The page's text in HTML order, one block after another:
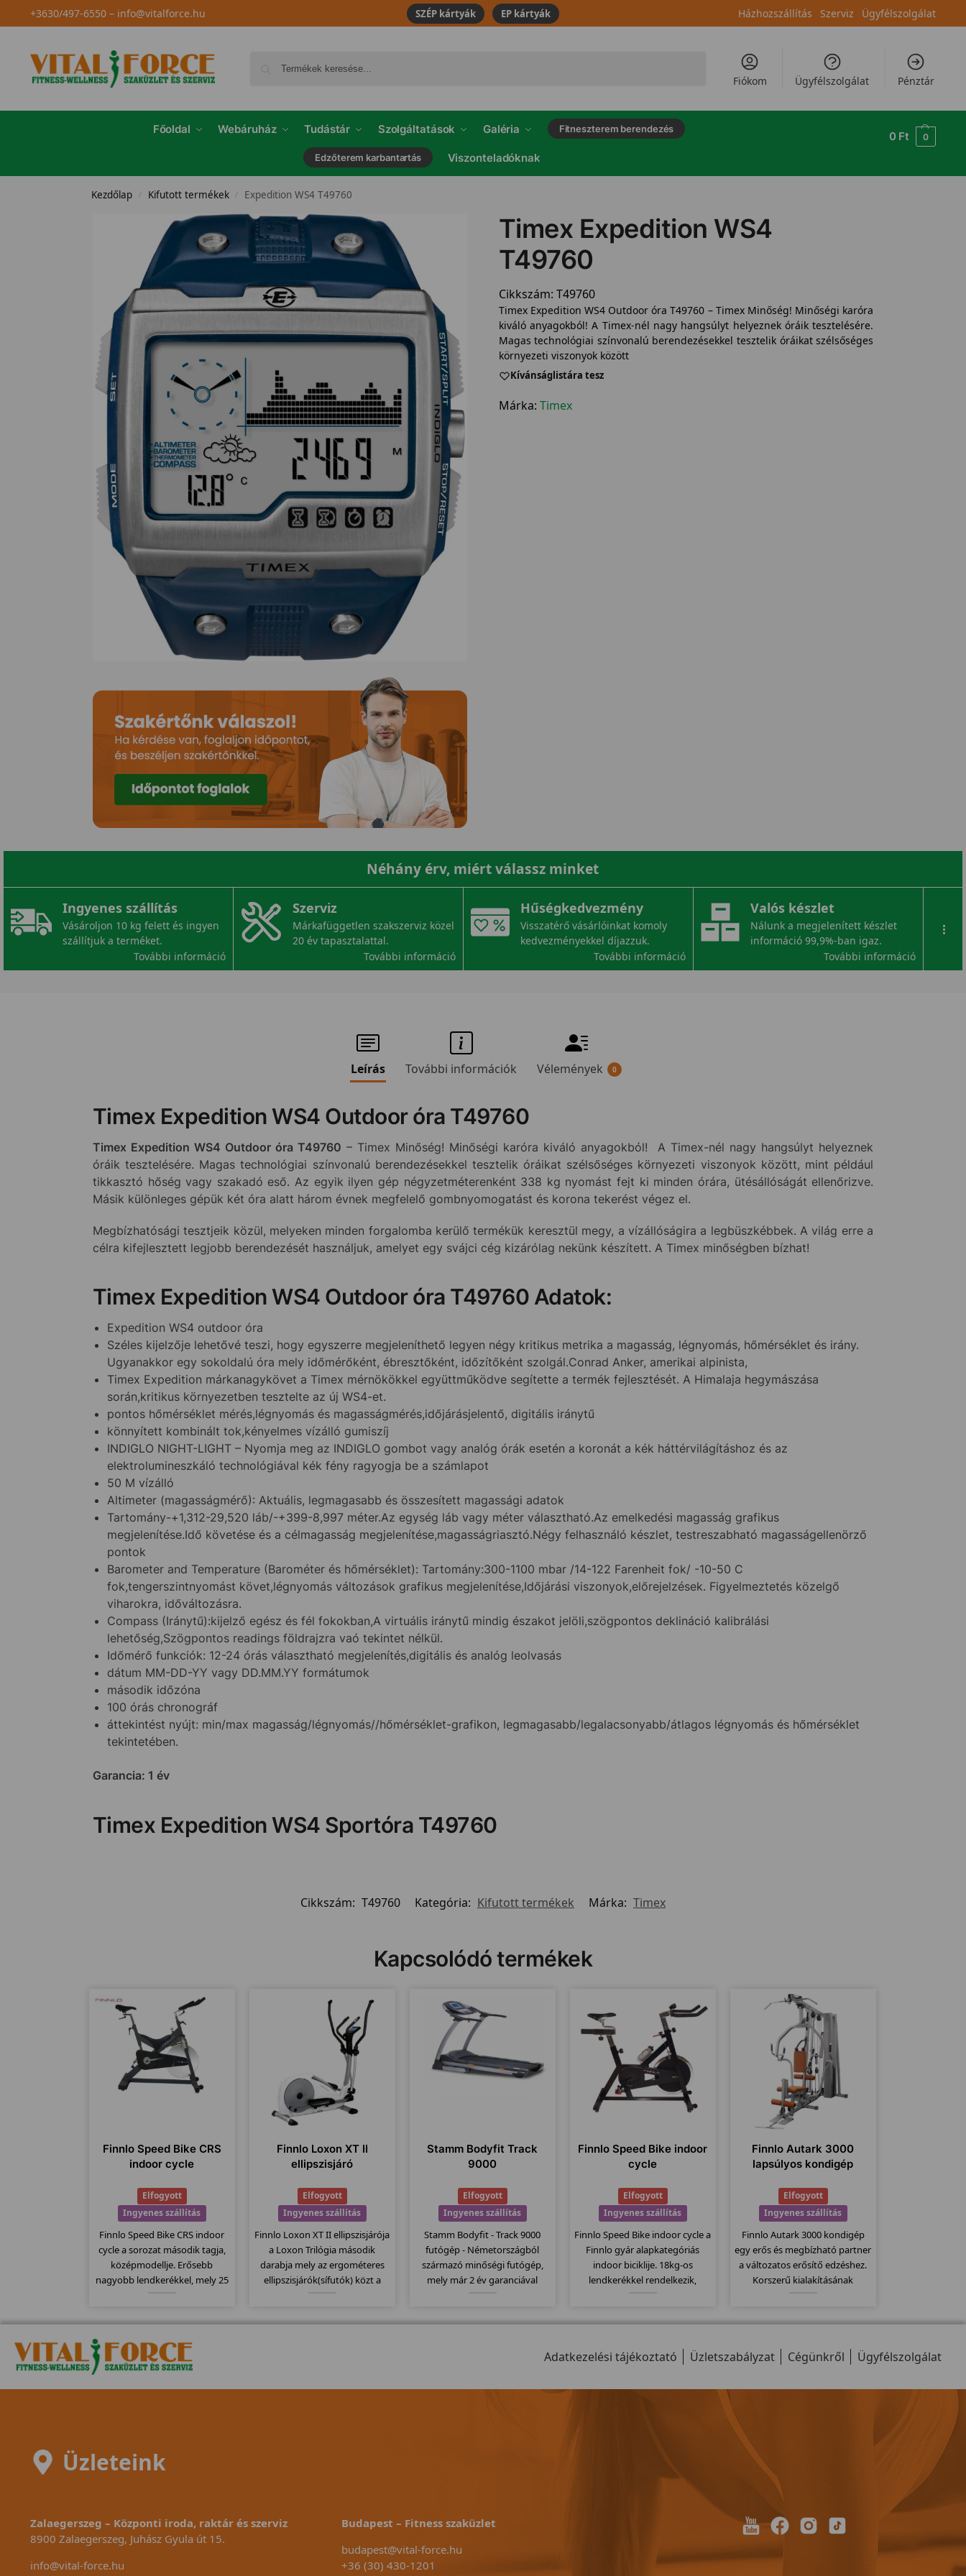
+3630/497-6550– info@vitalforce.hu SZÉP kártyák EP kártyák Házhozszállítás Szerviz Ügyfélszolgálat
Fiókom Ügyfélszolgálat Pénztár
Főoldal Webáruház Tudástár Szolgáltatások Galéria Fitneszterem berendezés
Edzőterem karbantartás Viszonteladóknak
0 Ft 0
Kezdőlap / Kifutott termékek / Expedition WS4 T49760
Timex Expedition WS4
T49760
Cikkszám: T49760
Timex Expedition WS4 Outdoor óra T49760 – Timex Minőség! Minőségi karóra
kiváló anyagokból! A Timex-nél nagy hangsúlyt helyeznek óráik tesztelésére.
Magas technológiai színvonalú berendezésekkel tesztelik óráikat szélsőséges
környezeti viszonyok között
Kívánságlistára tesz
Márka: Timex
Néhány érv, miért válassz minket
Ingyenes szállítás
Vásároljon 10 kg felett és ingyen
szállítjuk a terméket.
További információ
Szerviz
Márkafüggetlen szakszerviz közel
20 év tapasztalattal.
További információ
Hűségkedvezmény
Visszatérő vásárlóinkat komoly
kedvezményekkel díjazzuk.
További információ
Valós készlet
Nálunk a megjelenített készlet
információ 99,9%-ban igaz.
További információ
...
Leírás További információk Vélemények 0
Timex Expedition WS4 Outdoor óra T49760
Timex Expedition WS4 Outdoor óra T49760 – Timex Minőség! Minőségi karóra kiváló anyagokból! A Timex-nél nagy hangsúlyt helyeznek
óráik tesztelésére. Magas technológiai színvonalú berendezésekkel tesztelik óráikat szélsőséges környezeti viszonyok között, mint például
tikkasztó hőség vagy szakadó eső. Az egyik ilyen gép négyzetméterenként 338 kg nyomást fejt ki minden órára, ütésállóságát ellenőrizve.
Másik különleges gépük két óra alatt három évnek megfelelő gombnyomogatást és korona tekerést végez el.
Megbízhatósági tesztjeik közül, melyeken minden forgalomba kerülő termékük keresztül megy, a vízállóságira a legbüszkébbek. A világ erre a
célra kifejlesztett legjobb berendezését használjuk, amelyet egy svájci cég kizárólag nekünk készített. A Timex minőségben bízhat!
Timex Expedition WS4 Outdoor óra T49760 Adatok:
Expedition WS4 outdoor óra
Széles kijelzője lehetővé teszi, hogy egyszerre megjeleníthető legyen négy kritikus metrika a magasság, légnyomás, hőmérséklet és irány.
Ugyanakkor egy sokoldalú óra mely időmérőként, ébresztőként, időzítőként szolgál.Conrad Anker, amerikai alpinista,
Timex Expedition márkanagykövet a Timex mérnökökkel együttműködve segítette a termék fejlesztését. A Himalaja hegymászása
során,kritikus környezetben tesztelte az új WS4-et.
pontos hőmérséklet mérés,légnyomás és magasságmérés,időjárásjelentő, digitális iránytű
könnyített kombinált tok,kényelmes vízálló gumiszíj
INDIGLO NIGHT-LIGHT – Nyomja meg az INDIGLO gombot vagy analóg órák esetén a koronát a kék háttérvilágításhoz és az
elektrolumineszkáló technológiával kék fény ragyogja be a számlapot
50 M vízálló
Altimeter (magasságmérő): Aktuális, legmagasabb és összesített magassági adatok
Tartomány-+1,312-29,520 láb/-+399-8,997 méter.Az egység láb vagy méter választható.Az emelkedési magasság grafikus
megjelenítése.Idő követése és a célmagasság megjelenítése,magasságriasztó.Négy felhasználó készlet, testreszabható magasságellenörző
pontok
Barometer and Temperature (Barométer és hőmérséklet): Tartomány:300-1100 mbar /14-122 Farenheit fok/ -10-50 C
fok,tengerszintnyomást követ,légnyomás változások grafikus megjelenítése,Időjárási viszonyok,előrejelzések. Figyelmeztetés közelgő
viharokra, időváltozásra.
Compass (Iránytű):kijelző egész és fél fokokban,A virtuális iránytű mindig északot jelöli,szögpontos deklináció kalibrálási
lehetőség,Szögpontos readings földrajzra vaó tekintet nélkül.
Időmérő funkciók: 12-24 órás választható megjelenítés,digitális és analóg leolvasás
dátum MM-DD-YY vagy DD.MM.YY formátumok
második időzóna
100 órás chronográf
áttekintést nyújt: min/max magasság/légnyomás//hőmérséklet-grafikon, legmagasabb/legalacsonyabb/átlagos légnyomás és hőmérséklet
tekintetében.
Garancia: 1 év
Timex Expedition WS4 Sportóra T49760
Cikkszám: T49760 Kategória: Kifutott termékek Márka: Timex
Kapcsolódó termékek
Finnlo Speed Bike CRS
indoor cycle
Elfogyott
Ingyenes szállítás
Finnlo Speed Bike CRS indoor
cycle a sorozat második tagja,
középmodellje. Erősebb
nagyobb lendkerékkel, mely 25
Computere kompatibilis a
mellkasi jeladó övekkel.
Finnlo Loxon XT II
ellipszisjáró
Elfogyott
Ingyenes szállítás
Finnlo Loxon XT II ellipszisjárója
a Loxon Trilógia második
darabja mely az ergométeres
ellipszisjárók(sífutók) közt a
fokozattal és 25-400 wattig való
Stamm Bodyfit Track
9000
Elfogyott
Ingyenes szállítás
Stamm Bodyfit - Track 9000
futógép - Németországból
származó minőségi futógép,
mely már 2 év garanciával
kategóriájához képest
Finnlo Speed Bike indoor
cycle
Elfogyott
Ingyenes szállítás
Finnlo Speed Bike indoor cycle a
Finnlo gyár alapkategóriás
indoor biciklije. 18kg-os
lendkerékkel rendelkezik,
Kitűnően alkalmas erőltetett
meghajtó rendszerét.
Finnlo Autark 3000
lapsúlyos kondigép
Elfogyott
Ingyenes szállítás
Finnlo Autark 3000 kondigép
egy erős és megbízható partner
a változatos erősítő edzéshez.
Korszerű kialakításának
különböző "állomásokat" a
köszönhetően.
Adatkezelési tájékoztató Üzletszabályzat Cégünkről Ügyfélszolgálat
Üzleteink
Zalaegerszeg – Központi iroda, raktár és szerviz
8900 Zalaegerszeg, Juhász Gyula út 15.
info@vital-force.hu
Budapest – Fitness szaküzlet
budapest@vital-force.hu
+36 (30) 430-1201